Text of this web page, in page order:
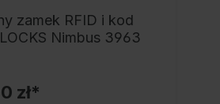
zamek RFID i kod
Nimbus 3963
zł*